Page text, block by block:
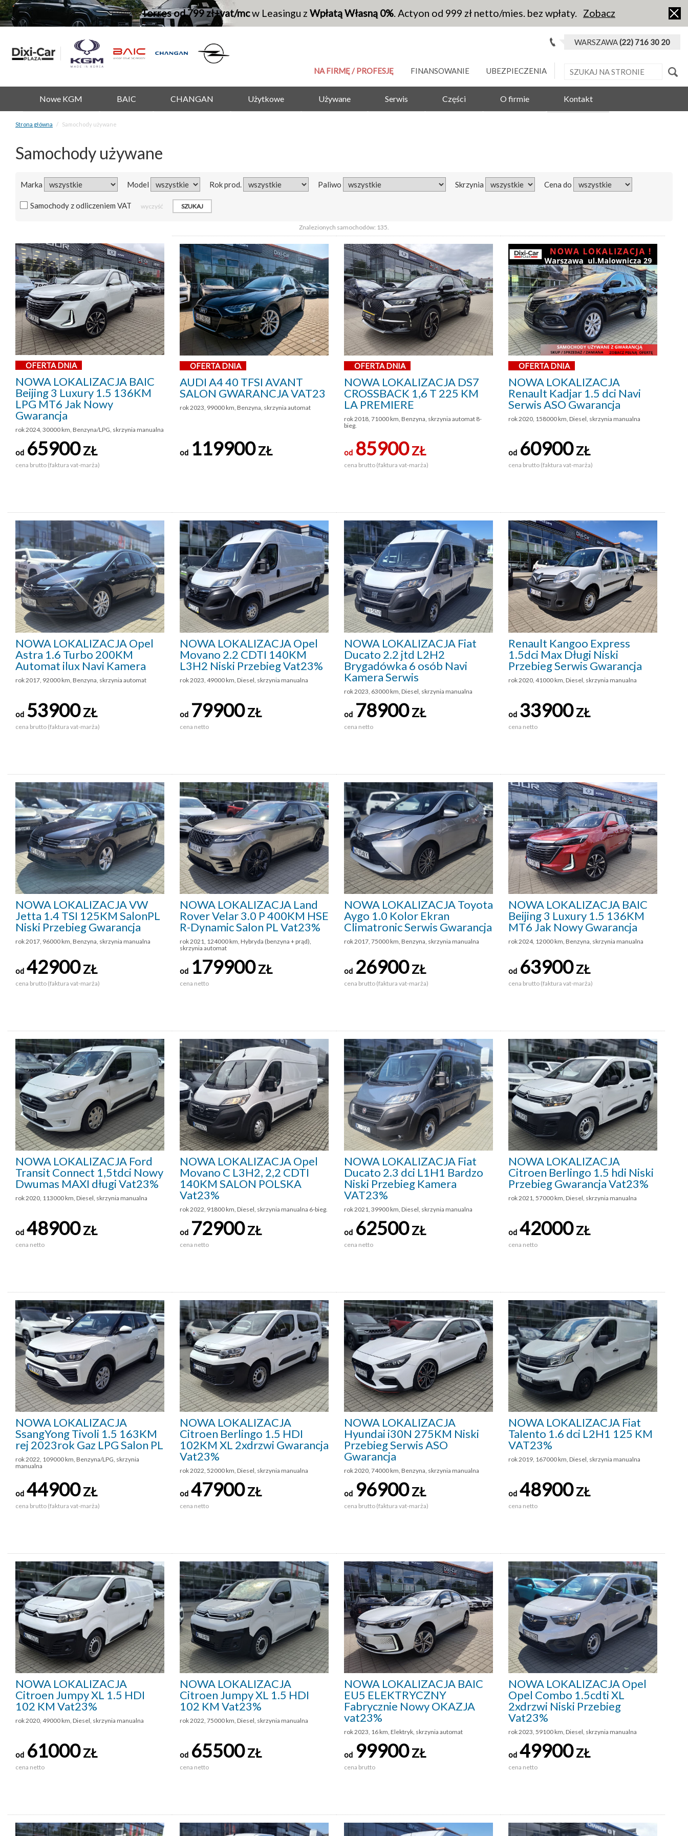
Torres od 799 zł+vat/mcw Leasingu z Wpłatą Własną 0%. Actyon od 999 zł netto/mies. bez wpłaty. Zobacz
WARSZAWA(22) 716 30 20
NA FIRMĘ / PROFESJĘ FINANSOWANIE UBEZPIECZENIA
Nowe KGM BAIC CHANGAN Użytkowe Używane Serwis Części O firmie Kontakt
Strona główna Samochody używane
Samochody używane
Marka Model Rok prod. Paliwo Skrzynia Cena do
Samochody z odliczeniem VAT wyczyść
Znalezionych samochodów: 135.
OFERTA DNIA
NOWA LOKALIZACJA BAIC
Beijing 3 Luxury 1.5 136KM
LPG MT6 Jak Nowy
Gwarancja
rok 2024, 30000 km, Benzyna/LPG, skrzynia manualna
od 65900ZŁ
cena brutto (faktura vat-marża)
OFERTA DNIA
AUDI A4 40 TFSI AVANT
SALON GWARANCJA VAT23
rok 2023, 99000 km, Benzyna, skrzynia automat
od 119900ZŁ
OFERTA DNIA
NOWA LOKALIZACJA DS7
CROSSBACK 1,6 T 225 KM
LA PREMIERE
rok 2018, 71000 km, Benzyna, skrzynia automat 8-
bieg.
od 85900ZŁ
cena brutto (faktura vat-marża)
OFERTA DNIA
NOWA LOKALIZACJA
Renault Kadjar 1.5 dci Navi
Serwis ASO Gwarancja
rok 2020, 158000 km, Diesel, skrzynia manualna
od 60900ZŁ
cena brutto (faktura vat-marża)
NOWA LOKALIZACJA Opel
Astra 1.6 Turbo 200KM
Automat ilux Navi Kamera
rok 2017, 92000 km, Benzyna, skrzynia automat
od 53900ZŁ
cena brutto (faktura vat-marża)
NOWA LOKALIZACJA Opel
Movano 2.2 CDTI 140KM
L3H2 Niski Przebieg Vat23%
rok 2023, 49000 km, Diesel, skrzynia manualna
od 79900ZŁ
cena netto
NOWA LOKALIZACJA Fiat
Ducato 2.2 jtd L2H2
Brygadówka 6 osób Navi
Kamera Serwis
rok 2023, 63000 km, Diesel, skrzynia manualna
od 78900ZŁ
cena netto
Renault Kangoo Express
1.5dci Max Długi Niski
Przebieg Serwis Gwarancja
rok 2020, 41000 km, Diesel, skrzynia manualna
od 33900ZŁ
cena netto
NOWA LOKALIZACJA VW
Jetta 1.4 TSI 125KM SalonPL
Niski Przebieg Gwarancja
rok 2017, 96000 km, Benzyna, skrzynia manualna
od 42900ZŁ
cena brutto (faktura vat-marża)
NOWA LOKALIZACJA Land
Rover Velar 3.0 P 400KM HSE
R-Dynamic Salon PL Vat23%
rok 2021, 124000 km, Hybryda (benzyna + prąd),
skrzynia automat
od 179900ZŁ
cena netto
NOWA LOKALIZACJA Toyota
Aygo 1.0 Kolor Ekran
Climatronic Serwis Gwarancja
rok 2017, 75000 km, Benzyna, skrzynia manualna
od 26900ZŁ
cena brutto (faktura vat-marża)
NOWA LOKALIZACJA BAIC
Beijing 3 Luxury 1.5 136KM
MT6 Jak Nowy Gwarancja
rok 2024, 12000 km, Benzyna, skrzynia manualna
od 63900ZŁ
cena brutto (faktura vat-marża)
NOWA LOKALIZACJA Ford
Transit Connect 1,5tdci Nowy
Dwumas MAXI długi Vat23%
rok 2020, 113000 km, Diesel, skrzynia manualna
od 48900ZŁ
cena netto
NOWA LOKALIZACJA Opel
Movano C L3H2, 2,2 CDTI
140KM SALON POLSKA
Vat23%
rok 2022, 91800 km, Diesel, skrzynia manualna 6-bieg.
od 72900ZŁ
cena netto
NOWA LOKALIZACJA Fiat
Ducato 2.3 dci L1H1 Bardzo
Niski Przebieg Kamera
VAT23%
rok 2021, 39900 km, Diesel, skrzynia manualna
od 62500ZŁ
cena netto
NOWA LOKALIZACJA
Citroen Berlingo 1.5 hdi Niski
Przebieg Gwarancja Vat23%
rok 2021, 57000 km, Diesel, skrzynia manualna
od 42000ZŁ
cena netto
NOWA LOKALIZACJA
SsangYong Tivoli 1.5 163KM
rej 2023rok Gaz LPG Salon PL
rok 2022, 109000 km, Benzyna/LPG, skrzynia
manualna
od 44900ZŁ
cena brutto (faktura vat-marża)
NOWA LOKALIZACJA
Citroen Berlingo 1.5 HDI
102KM XL 2xdrzwi Gwarancja
Vat23%
rok 2022, 52000 km, Diesel, skrzynia manualna
od 47900ZŁ
cena netto
NOWA LOKALIZACJA
Hyundai i30N 275KM Niski
Przebieg Serwis ASO
Gwarancja
rok 2020, 74000 km, Benzyna, skrzynia manualna
od 96900ZŁ
cena brutto (faktura vat-marża)
NOWA LOKALIZACJA Fiat
Talento 1.6 dci L2H1 125 KM
VAT23%
rok 2019, 167000 km, Diesel, skrzynia manualna
od 48900ZŁ
cena netto
NOWA LOKALIZACJA
Citroen Jumpy XL 1.5 HDI
102 KM Vat23%
rok 2020, 49000 km, Diesel, skrzynia manualna
od 61000ZŁ
cena netto
NOWA LOKALIZACJA
Citroen Jumpy XL 1.5 HDI
102 KM Vat23%
rok 2022, 75000 km, Diesel, skrzynia manualna
od 65500ZŁ
cena netto
NOWA LOKALIZACJA BAIC
EU5 ELEKTRYCZNY
Fabrycznie Nowy OKAZJA
vat23%
rok 2023, 16 km, Elektryk, skrzynia automat
od 99900ZŁ
cena brutto
NOWA LOKALIZACJA Opel
Opel Combo 1.5cdti XL
2xdrzwi Niski Przebieg
Vat23%
rok 2023, 59100 km, Diesel, skrzynia manualna
od 49900ZŁ
cena netto